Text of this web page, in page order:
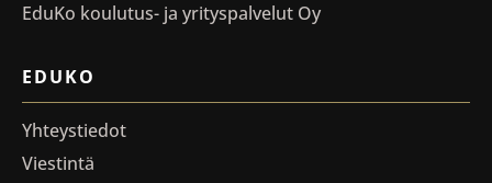
EduKo koulutus- ja yrityspalvelut Oy
EDUKO
Yhteystiedot
Viestintä